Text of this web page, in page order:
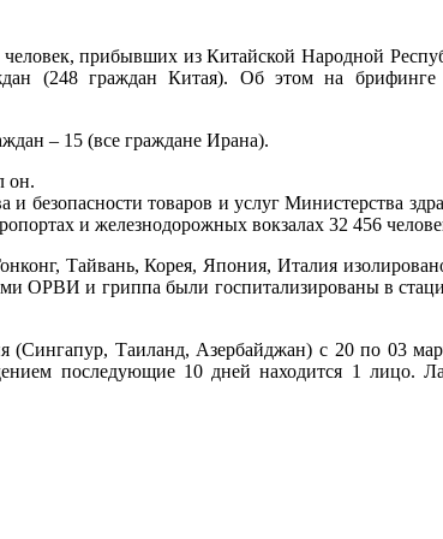
прибывших из Китайской Народной
(248 граждан Китая). Об этом на брифинге
– 15 (все граждане Ирана).
он.
безопасности товаров и услуг Министерства
и железнодорожных вокзалах 32 456
Тайвань, Корея, Япония, Италия
ОРВИ и гриппа были госпитализированы в
Таиланд, Азербайджан) с 20 по 03
последующие 10 дней находится 1 лицо.